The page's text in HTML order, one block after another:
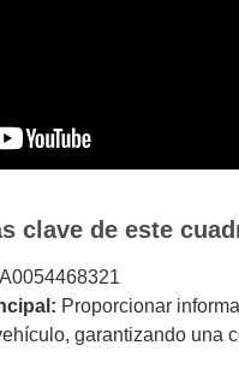
clave de este
A0054468321
Proporcionar
garantizando una